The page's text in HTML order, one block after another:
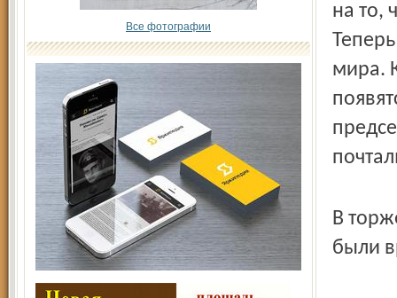
Все фотографии
на то,
мира.
В
были